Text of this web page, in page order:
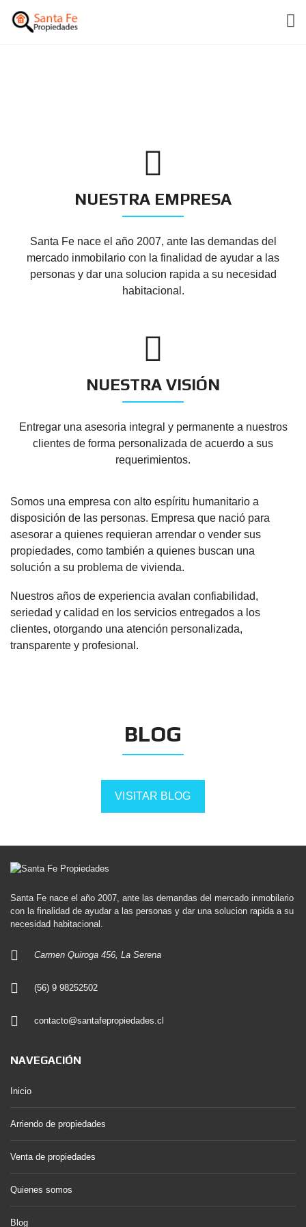
NUESTRA EMPRESA
Santa Fe nace el año 2007, ante las demandas del
mercado inmobilario con la finalidad de ayudar a las
personas y dar una solucion rapida a su necesidad
habitacional.
NUESTRA VISIÓN
Entregar una asesoria integral y permanente a nuestros
clientes de forma personalizada de acuerdo a sus
requerimientos.
Somos una empresa con alto espíritu humanitario a
disposición de las personas. Empresa que nació para
asesorar a quienes requieran arrendar o vender sus
propiedades, como también a quienes buscan una
solución a su problema de vivienda.
Nuestros años de experiencia avalan confiabilidad,
seriedad y calidad en los servicios entregados a los
clientes, otorgando una atención personalizada,
transparente y profesional.
BLOG
VISITAR BLOG
Santa Fe nace el año 2007, ante las demandas del mercado inmobilario
con la finalidad de ayudar a las personas y dar una solucion rapida a su
necesidad habitacional.
Carmen Quiroga 456, La Serena
(56) 9 98252502
contacto@santafepropiedades.cl
NAVEGACIÓN
Inicio
Arriendo de propiedades
Venta de propiedades
Quienes somos
Blog